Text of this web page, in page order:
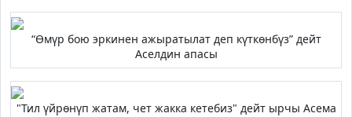
“Өмүр бою эркинен ажыратылат деп күткөнбүз” дейт
Аселдин апасы
"Тил үйрөнүп жатам, чет жакка кетебиз" дейт ырчы Асема